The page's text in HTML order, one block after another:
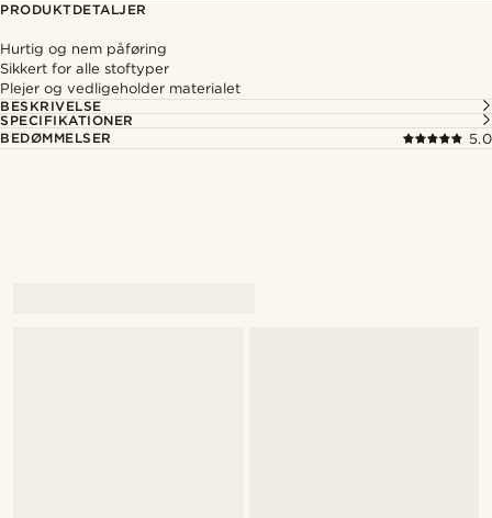
PRODUKTDETALJER
Hurtig og nem påføring
Sikkert for alle stoftyper
Plejer og vedligeholder materialet
BESKRIVELSE
SPECIFIKATIONER
BEDØMMELSER
5.0